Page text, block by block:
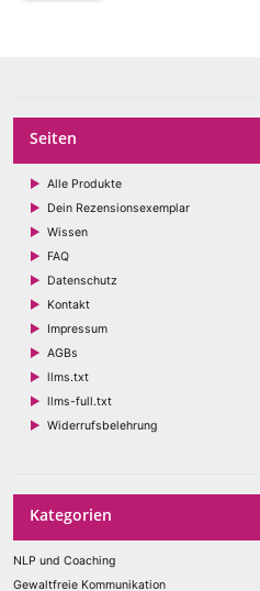
Seiten
Alle Produkte
Dein Rezensionsexemplar
Wissen
FAQ
Datenschutz
Kontakt
Impressum
AGBs
llms.txt
llms-full.txt
Widerrufsbelehrung
Kategorien
NLP und Coaching
Gewaltfreie Kommunikation